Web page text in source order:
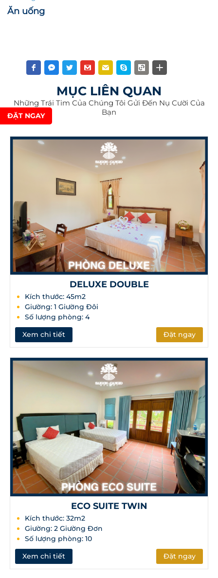
Ăn uống
thức uống pha chế
Trẻ em dưới 1,4 m không phụ thu tiền phòng, mua phiếu sử
dụng điểm tâm. Trên 1,4m tính như người lớn.
Phòng đặt trước sẽ được giữ đến 18 giờ, trừ khi khách đã
đặt cọc.
Giờ nhận phòng 14 giờ, trả phòng 12 giờ hôm sau. Trả
phòng sau 12 giờ tính thêm 50% giá phòng đang ở, sau 17
giờ tính thêm 100% giá phòng đang ở.
Khách ở phòng trong ngày trả phòng trước 17 giờ.
Không mang vật nuôi vào Resort
Quý khách vui lòng mang theo giấy tờ tùy thân khi nhận
phòng.
Không thu ngoại tệ.
Giá trên đã bao gồm thuế GTGT và phí phục vụ.
MỤC LIÊN QUAN
Những Trái Tim Của Chúng Tôi Gửi Đến Nụ Cười Của
Bạn
DELUXE DOUBLE
Kích thước: 45m2
Giường: 1 Giường Đôi
Số lượng phòng: 4
Xem chi tiết
Đặt ngay
ECO SUITE TWIN
Kích thước: 32m2
Giường: 2 Giường Đơn
Số lượng phòng: 10
Xem chi tiết
Đặt ngay
ĐẶT NGAY